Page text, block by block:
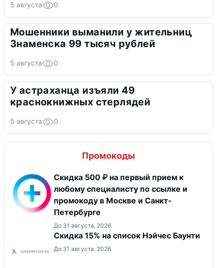
5 августа 0
Мошенники выманили у жительниц
Знаменска 99 тысяч рублей
5 августа 0
У астраханца изъяли 49
краснокнижных стерлядей
5 августа 0
Промокоды
Скидка 500 ₽ на первый прием к
любому специалисту по ссылке и
промокоду в Москве и Санкт-
Петербурге
До 31 августа, 2026
Скидка 15% на список Нэйчес Баунти
До 31 августа, 2026